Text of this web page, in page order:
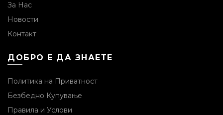
За Нас
Новости
Контакт
ДОБРО Е ДА ЗНАЕТЕ
Политика на Приватност
Безбедно Купување
Правила и Услови